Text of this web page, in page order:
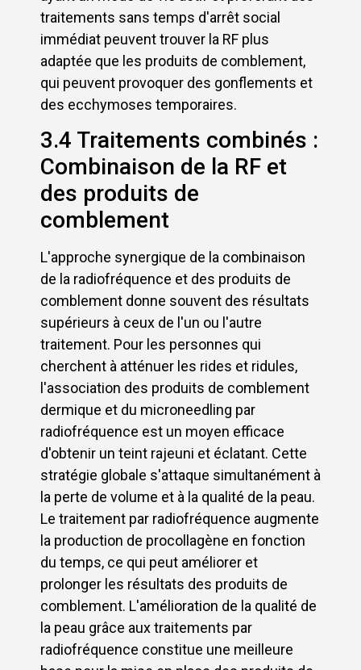
traitements sans temps d'arrêt social
immédiat peuvent trouver la RF plus
adaptée que les produits de comblement,
qui peuvent provoquer des gonflements et
des ecchymoses temporaires.
3.4 Traitements combinés :
Combinaison de la RF et
des produits de
comblement
L'approche synergique de la combinaison
de la radiofréquence et des produits de
comblement donne souvent des résultats
supérieurs à ceux de l'un ou l'autre
traitement. Pour les personnes qui
cherchent à atténuer les rides et ridules,
l'association des produits de comblement
dermique et du microneedling par
radiofréquence est un moyen efficace
d'obtenir un teint rajeuni et éclatant. Cette
stratégie globale s'attaque simultanément à
la perte de volume et à la qualité de la peau.
Le traitement par radiofréquence augmente
la production de procollagène en fonction
du temps, ce qui peut améliorer et
prolonger les résultats des produits de
comblement. L'amélioration de la qualité de
la peau grâce aux traitements par
radiofréquence constitue une meilleure